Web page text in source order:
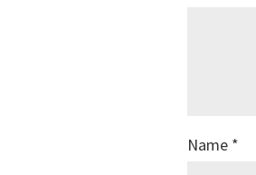
Name *